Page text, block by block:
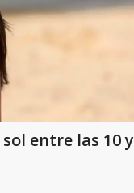
entre las 10 y